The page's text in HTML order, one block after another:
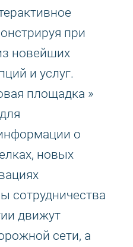
при
новейших
и услуг.
площадка »
о
новых
сотрудничества
движут
сети, а